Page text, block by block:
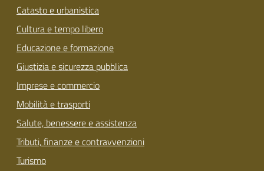
Catasto e urbanistica
Cultura e tempo libero
Educazione e formazione
Giustizia e sicurezza pubblica
Imprese e commercio
Mobilità e trasporti
Salute, benessere e assistenza
Tributi, finanze e contravvenzioni
Turismo